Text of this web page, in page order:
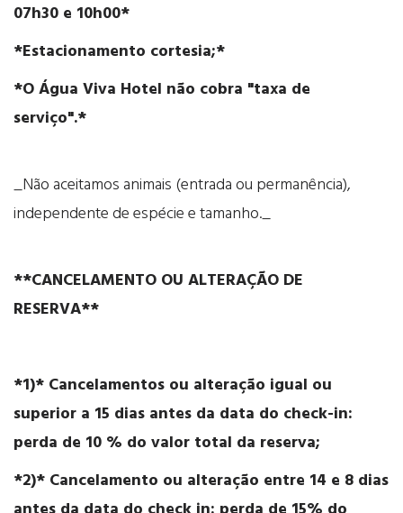
07h30 e 10h00*
*Estacionamento cortesia;*
*O Água Viva Hotel não cobra "taxa de
serviço".*
_Não aceitamos animais (entrada ou permanência),
independente de espécie e tamanho._
**CANCELAMENTO OU ALTERAÇÃO DE
RESERVA**
*1)* Cancelamentos ou alteração igual ou
superior a 15 dias antes da data do check-in:
perda de 10 % do valor total da reserva;
*2)* Cancelamento ou alteração entre 14 e 8 dias